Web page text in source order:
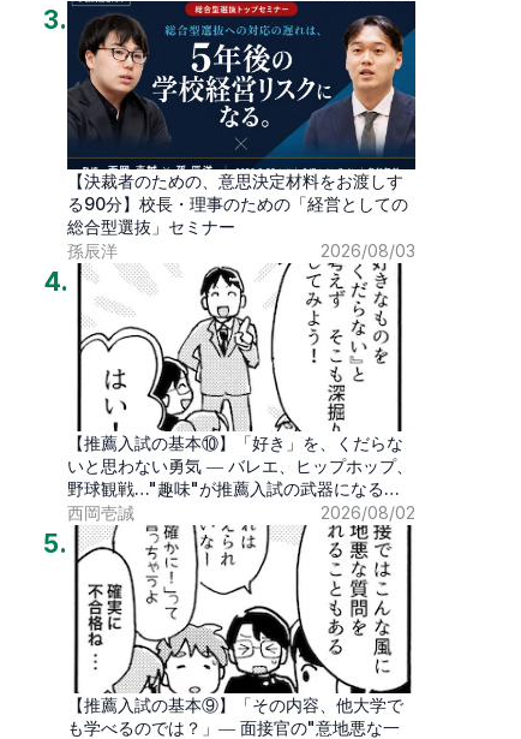
3.
【決裁者のための、意思決定材料をお渡しす
る90分】校長・理事のための「経営としての
総合型選抜」セミナー
孫辰洋
2026/08/03
4.
【推薦入試の基本⑩】「好き」を、くだらな
いと思わない勇気 ― バレエ、ヒップホップ、
野球観戦…"趣味"が推薦入試の武器になる時
代
西岡壱誠 2026/08/02
5.
【推薦入試の基本⑨】「その内容、他大学で
も学べるのでは？」― 面接官の"意地悪な一